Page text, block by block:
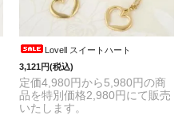
Lovell スイートハート
3,121円(税込)
定価4,980円から5,980円の商
品を特別価格2,980円にて販売
いたします。